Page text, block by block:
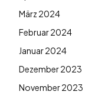
März 2024
Februar 2024
Januar 2024
Dezember 2023
November 2023